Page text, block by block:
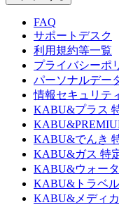
FAQ
サポートデスク
利用規約等一覧
プライバシーポ
パーソナルデー
情報セキュリテ
KABU&プラス
KABU&でんき
KABU&ガス 特
KABU&ウォー
KABU&トラベル
KABU&メディ